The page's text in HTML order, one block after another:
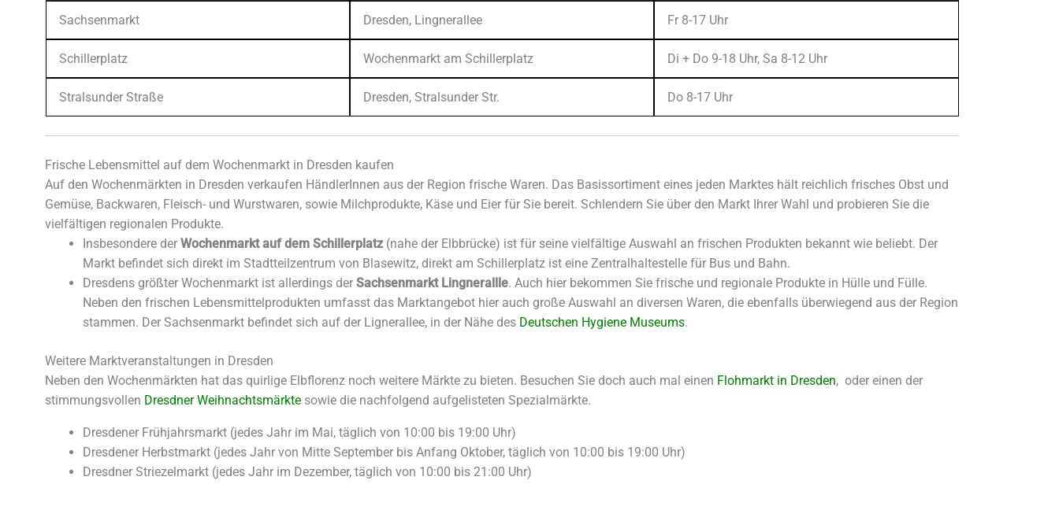
Sachsenmarkt Dresden, Lingnerallee Fr 8-17 Uhr
Schillerplatz Wochenmarkt am Schillerplatz Di + Do 9-18 Uhr, Sa 8-12 Uhr
Stralsunder Straße Dresden, Stralsunder Str. Do 8-17 Uhr
Frische Lebensmittel auf dem Wochenmarkt in Dresden kaufen
Auf den Wochenmärkten in Dresden verkaufen HändlerInnen aus der Region frische Waren. Das Basissortiment eines jeden Marktes hält reichlich frisches Obst und
Gemüse, Backwaren, Fleisch- und Wurstwaren, sowie Milchprodukte, Käse und Eier für Sie bereit. Schlendern Sie über den Markt Ihrer Wahl und probieren Sie die
vielfältigen regionalen Produkte.
Insbesondere der Wochenmarkt auf dem Schillerplatz (nahe der Elbbrücke) ist für seine vielfältige Auswahl an frischen Produkten bekannt wie beliebt. Der
Markt befindet sich direkt im Stadtteilzentrum von Blasewitz, direkt am Schillerplatz ist eine Zentralhaltestelle für Bus und Bahn.
Dresdens größter Wochenmarkt ist allerdings der Sachsenmarkt Lingnerallle. Auch hier bekommen Sie frische und regionale Produkte in Hülle und Fülle.
Neben den frischen Lebensmittelprodukten umfasst das Marktangebot hier auch große Auswahl an diversen Waren, die ebenfalls überwiegend aus der Region
stammen. Der Sachsenmarkt befindet sich auf der Lignerallee, in der Nähe des Deutschen Hygiene Museums.
Weitere Marktveranstaltungen in Dresden
Neben den Wochenmärkten hat das quirlige Elbflorenz noch weitere Märkte zu bieten. Besuchen Sie doch auch mal einen Flohmarkt in Dresden, oder einen der
stimmungsvollen Dresdner Weihnachtsmärkte sowie die nachfolgend aufgelisteten Spezialmärkte.
Dresdener Frühjahrsmarkt (jedes Jahr im Mai, täglich von 10:00 bis 19:00 Uhr)
Dresdener Herbstmarkt (jedes Jahr von Mitte September bis Anfang Oktober, täglich von 10:00 bis 19:00 Uhr)
Dresdner Striezelmarkt (jedes Jahr im Dezember, täglich von 10:00 bis 21:00 Uhr)